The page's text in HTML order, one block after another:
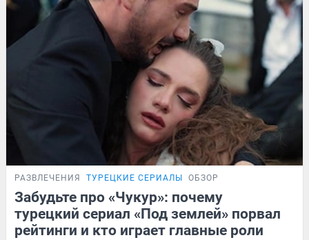
РАЗВЛЕЧЕНИЯ ТУРЕЦКИЕ СЕРИАЛЫ ОБЗОР
Забудьте про «Чукур»: почему
турецкий сериал «Под землей» порвал
рейтинги и кто играет главные роли